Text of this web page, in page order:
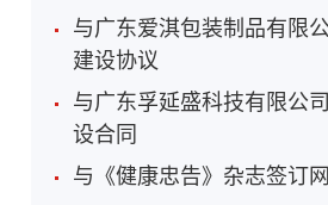
与广东爱淇包装制品有限
建设协议
与广东孚延盛科技有限公
设合同
与《健康忠告》杂志签订